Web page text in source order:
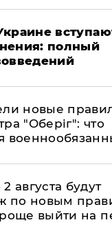
полный
новые
"Оберіг": что
августа будут
по новым
выйти на